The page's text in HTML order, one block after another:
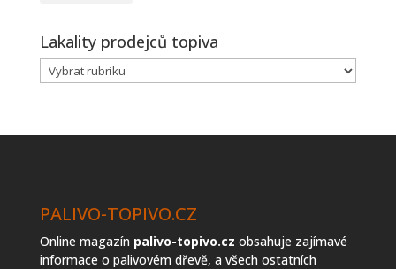
Lakality prodejců topiva
Lakality
prodejců
PALIVO-TOPIVO.CZ
Online magazín palivo-topivo.cz obsahuje zajímavé
informace o palivovém dřevě, a všech ostatních